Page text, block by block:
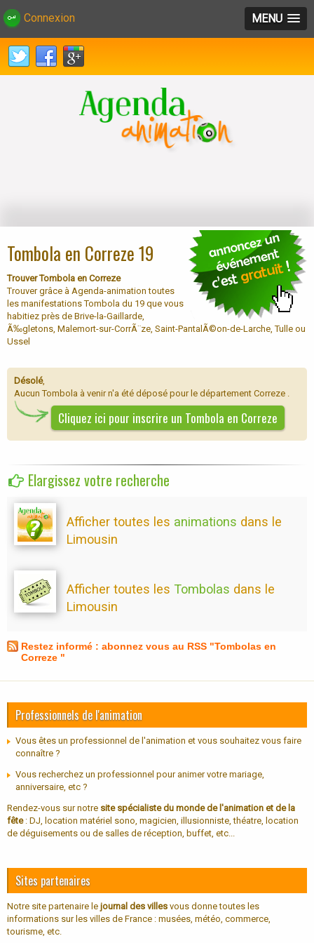
Connexion MENU
Tombola en Correze 19
Trouver Tombola en Correze
Trouver grâce à Agenda-animation toutes
les manifestations Tombola du 19 que vous
habitiez près de Brive-la-Gaillarde,
Ã‰gletons, Malemort-sur-CorrÃ¨ze, Saint-PantalÃ©on-de-Larche, Tulle ou
Ussel
Désolé,
Aucun Tombola à venir n'a été déposé pour le département Correze .
Cliquez ici pour inscrire un Tombola en Correze
Elargissez votre recherche
Afficher toutes les animations dans le
Limousin
Afficher toutes les Tombolas dans le
Limousin
Restez informé : abonnez vous au RSS "Tombolas en
Correze "
Professionnels de l'animation
Vous êtes un professionnel de l'animation et vous souhaitez vous faire
connaître ?
Vous recherchez un professionnel pour animer votre mariage,
anniversaire, etc ?
Rendez-vous sur notre site spécialiste du monde de l'animation et de la
fête: DJ, location matériel sono, magicien, illusionniste, théatre, location
de déguisements ou de salles de réception, buffet, etc...
Sites partenaires
Notre site partenaire le journal des villes vous donne toutes les
informations sur les villes de France : musées, météo, commerce,
tourisme, etc.